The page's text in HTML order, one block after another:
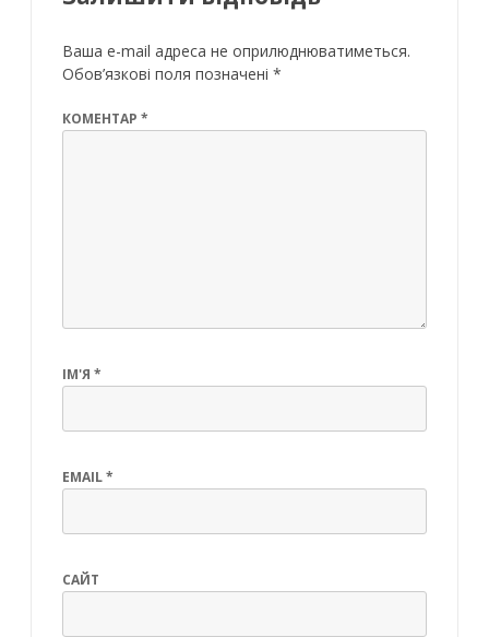
Ваша e-mail адреса не оприлюднюватиметься.
Обов’язкові поля позначені *
КОМЕНТАР *
ІМ'Я *
EMAIL*
САЙТ